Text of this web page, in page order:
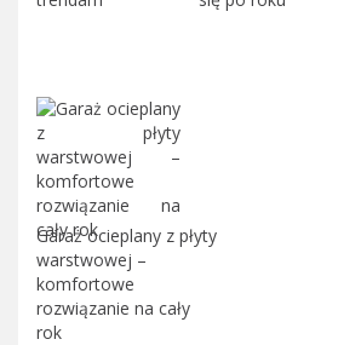
Garaż ocieplany z płyty
warstwowej –
komfortowe
rozwiązanie na cały
rok